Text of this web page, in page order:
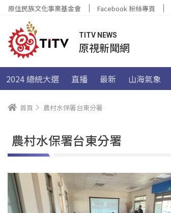
原住民族文化事業基金會 Facebook 粉絲專頁
TITV NEWS
原視新聞網
2024 總統大選 直播 最新 山海氣象
首頁 農村水保署台東分署
農村水保署台東分署